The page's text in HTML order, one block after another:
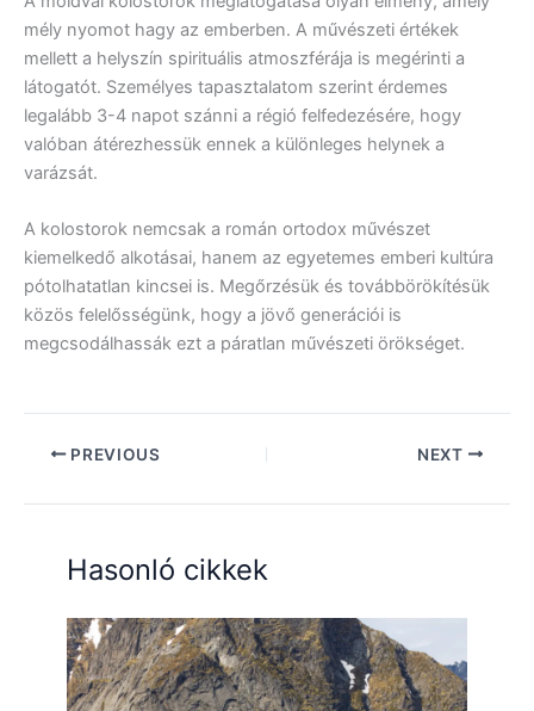
mély nyomot hagy az emberben. A művészeti értékek
mellett a helyszín spirituális atmoszférája is megérinti a
látogatót. Személyes tapasztalatom szerint érdemes
legalább 3-4 napot szánni a régió felfedezésére, hogy
valóban átérezhessük ennek a különleges helynek a
varázsát.
A kolostorok nemcsak a román ortodox művészet
kiemelkedő alkotásai, hanem az egyetemes emberi kultúra
pótolhatatlan kincsei is. Megőrzésük és továbbörökítésük
közös felelősségünk, hogy a jövő generációi is
megcsodálhassák ezt a páratlan művészeti örökséget.
PREVIOUS NEXT
Hasonló cikkek